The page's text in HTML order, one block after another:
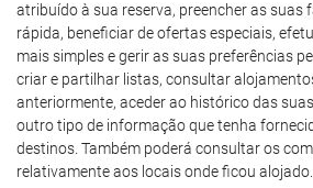
atribuído à sua reserva, preencher as suas
rápida, beneficiar de ofertas especiais,
mais simples e gerir as suas preferências
criar e partilhar listas, consultar
anteriormente, aceder ao histórico das
outro tipo de informação que tenha
destinos. Também poderá consultar os
relativamente aos locais onde ficou alojado.